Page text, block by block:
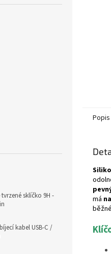
sklíčko 9H -
kabel USB-C /
Popis
má